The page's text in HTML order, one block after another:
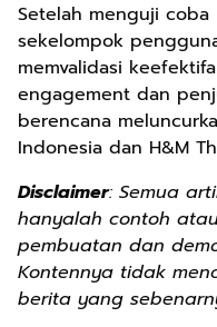
Setelah menguji
sekelompok
memvalidasi
engagement dan
berencana
Indonesia dan H&M
Disclaimer: Semua
hanyalah contoh
pembuatan dan
Kontennya tidak
berita yang